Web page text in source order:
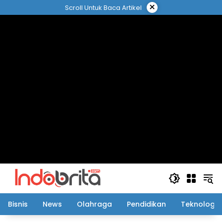
ke
Scroll Untuk Baca Artikel ×
Bisnis News Olahraga Pendidikan Teknologi